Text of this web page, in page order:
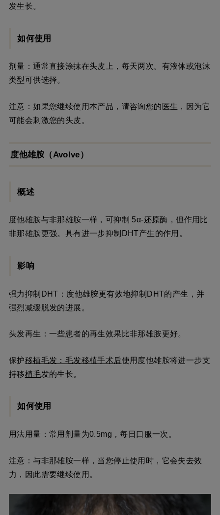
发生长。
如何使用
剂量：通常直接涂抹在头皮上，每天两次。有液体或泡沫
类型可供选择。
注意：如果您继续使用本产品，请咨询您的医生，因为它
可能会刺激您的头皮。
度他雄胺（Avolve）
概述
度他雄胺与非那雄胺一样，可抑制 5α-还原酶，但作用比
非那雄胺更强。具有进一步抑制DHT产生的作用。
影响
强力抑制DHT：度他雄胺更有效地抑制DHT的产生，并
强烈减缓脱发的进展。
头发再生：一些患者的再生效果比非那雄胺更好。
保护移植毛发： 毛发移植手术后使用度他雄胺将进一步支
持移植毛发的生长。
如何使用
用法用量：常用剂量为0.5mg，每日口服一次。
注意：与非那雄胺一样，当您停止使用时，它会失去效
力，因此需要继续使用。